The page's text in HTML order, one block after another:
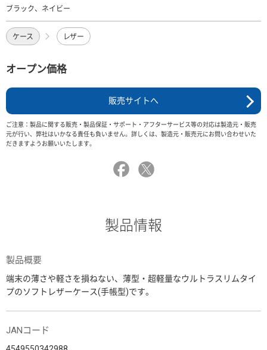
ブラック、ネイビー
ケース レザー
オープン価格
販売サイトへ
ご注意：製品に関する販売・製品保証・サポート・アフターサービス等の対応は製造元・販売
元が行い、弊社はいかなる責任も負いません。詳しくは、製造元・販売元にお問い合わせいた
だきますようお願いいたします。
製品情報
製品概要
端末の薄さや軽さを損ねない、薄型・超軽量なウルトラスリムタイ
プのソフトレザーケース(手帳型)です。
JANコード